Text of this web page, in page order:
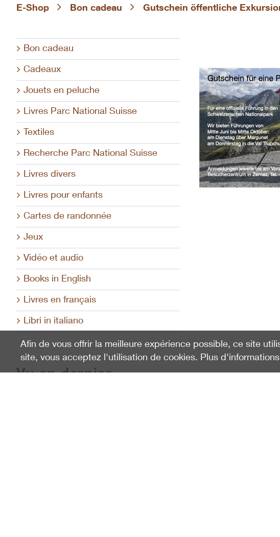
E-Shop Bon cadeau Gutschein öffentliche
Bon cadeau
Cadeaux
Jouets en peluche
Livres Parc National Suisse
Textiles
Recherche Parc National Suisse
Livres divers
Livres pour enfants
Cartes de randonnée
Jeux
Vidéo et audio
Books in English
Livres en français
Libri in italiano
Vu en dernier
Afin de vous offrir la meilleure expérience possible, ce site
site, vous acceptez l'utilisation de cookies. Plus